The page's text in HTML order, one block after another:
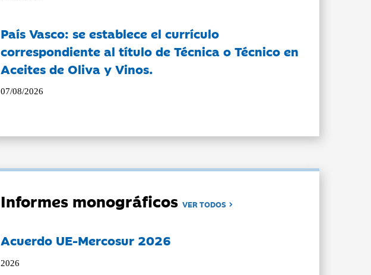
País Vasco: se establece el currículo
correspondiente al título de Técnica o Técnico en
Aceites de Oliva y Vinos.
07/08/2026
Informes monográficosVER TODOS
Acuerdo UE-Mercosur 2026
2026